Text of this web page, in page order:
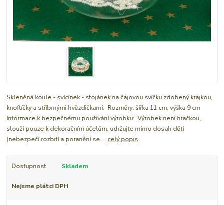
Skleněná koule - svícínek - stojánek na čajovou svíčku zdobený krajkou,
knoflíčky a stříbrnými hvězdičkami. Rozměry: šířka 11 cm, výška 9 cm
Informace k bezpečnému používání výrobku: Výrobek není hračkou,
slouží pouze k dekoračním účelům, udržujte mimo dosah dětí
(nebezpečí rozbití a poranění se ... celý popis
Dostupnost Skladem
Nejsme plátci DPH